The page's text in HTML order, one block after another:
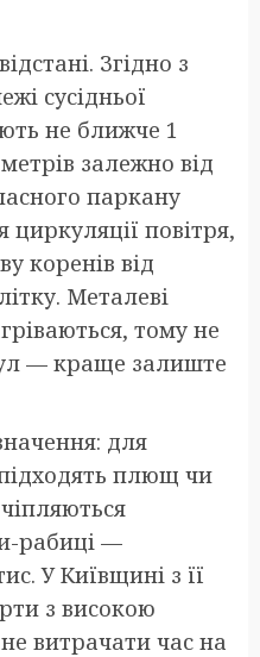
Згідно з
сусідньої
не ближче 1
залежно від
паркану
циркуляції повітря,
коренів від
Металеві
тому не
— краще залиште
для
плющ чи
рабиці —
У Київщині з її
з високою
витрачати час на